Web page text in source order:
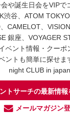
や誕生日会をVIPで
渋谷、ATOM TOKYO
CAMELOT、
銀座、VOYAGER
ベント情報・クー
ントも簡単に探せ
night CLUB in japan.
トサーチの最新情報
メールマガジン